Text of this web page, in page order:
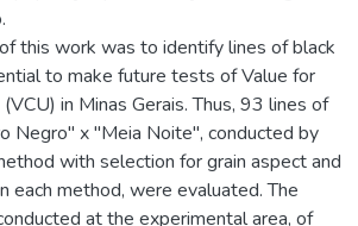
this work was to identify lines of black
to make future tests of Value for
in Minas Gerais. Thus, 93 lines of
Negro" x "Meia Noite", conducted by
with selection for grain aspect and
each method, were evaluated. The
at the experimental area, of